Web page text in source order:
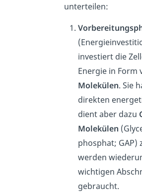
unterteilen:
investiert die
Energie in Form
Molekülen. Sie
direkten
dient aber dazu
Molekülen
phosphat; GAP)
werden
wichtigen
gebraucht.